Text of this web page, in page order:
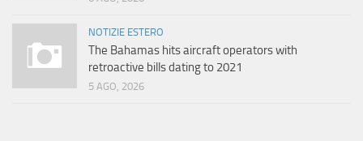
NOTIZIE ESTERO
The Bahamas hits aircraft operators with
retroactive bills dating to 2021
5 AGO, 2026